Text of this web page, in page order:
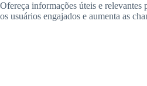
Ofereça informações úteis e relevantes
os usuários engajados e aumenta as